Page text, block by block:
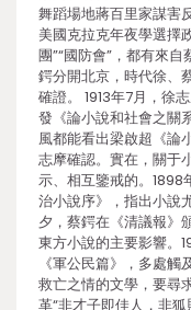
舞蹈場地蔣百里家謀害
美國克拉克年夜學選擇
團”“國防會”，都有來自
鍔分開北京，時代徐、
確證。 1913年7月，徐
發《論小說和社會之關
風都能看出梁啟超《論
志摩確認。實在，關于
示、相互鑒戒的。1898
治小說序》，指出小說
夕，蔡鍔在《清議報》
東方小說的主要影響。
《軍公民篇》，多處
救亡之情的文學，要尋
革“非才子即佳人，非